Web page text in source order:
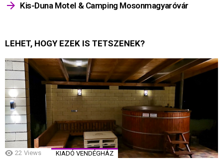
Kis-Duna Motel & Camping Mosonmagyaróvár
LEHET, HOGY EZEK IS TETSZENEK?
22 Views KIADÓ VENDÉGHÁZ